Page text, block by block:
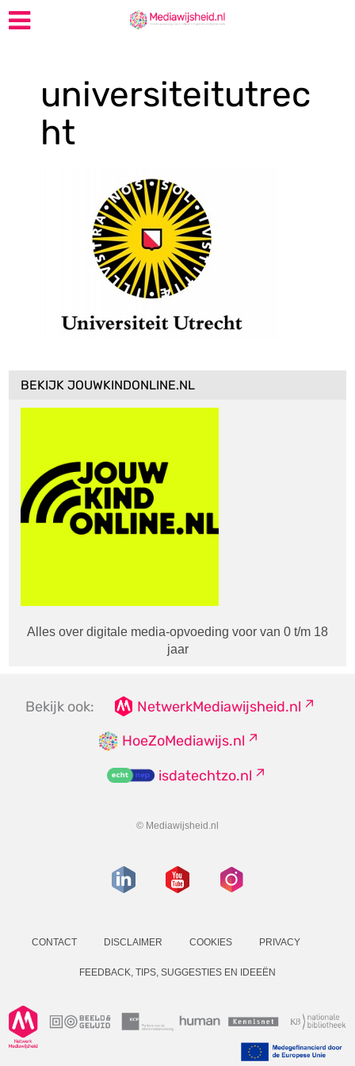
universiteitutrec
ht
BEKIJK JOUWKINDONLINE.NL
Alles over digitale media-opvoeding voor van 0 t/m 18
jaar
Bekijk ook:
NetwerkMediawijsheid.nl
HoeZoMediawijs.nl
isdatechtzo.nl
© Mediawijsheid.nl
CONTACT DISCLAIMER COOKIES PRIVACY
FEEDBACK, TIPS, SUGGESTIES EN IDEEËN